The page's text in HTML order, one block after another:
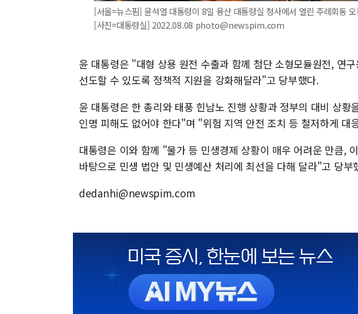
[서울=뉴스핌] 윤석열 대통령이 8일 용산 대통령실 청사에서 열린 주례회동
[사진=대통령실] 2022.08.08 photo@newspim.com
윤 대통령은 "대형 상용 원전 수출과 함께 첨단 소형모듈원전, 연
선도할 수 있도록 정책적 지원을 강화해달라"고 당부했다.
윤 대통령은 한 총리와 태풍 힌남노 진행 상황과 정부의 대비 상황
인명 피해도 없어야 한다"며 "위험 지역 안전 조치 등 철저하게 대
대통령은 이와 함께 "물가 등 민생경제 상황이 매우 어려운 만큼,
바탕으로 민생 법안 및 민생예산 처리에 최선을 다해 달라"고 당부
dedanhi@newspim.com